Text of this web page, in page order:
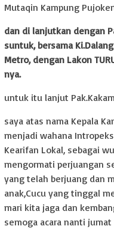
Mutaqin Kampung
dan di lanjutkan dengan
suntuk, bersama
Metro, dengan Lakon
nya.
untuk itu lanjut
saya atas nama Kepala
menjadi wahana
Kearifan Lokal, sebagai
mengormati perjuangan
yang telah berjuang dan
anak,Cucu yang tinggal
mari kita jaga dan
semoga acara nanti